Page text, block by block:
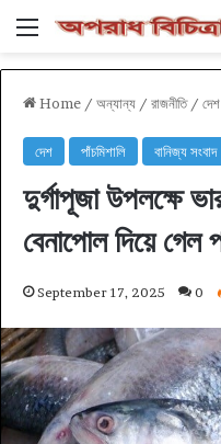
Menu
Home / অন্যান্য / রাজনীতি / দেশ
দেশ পাঁচমিশালি বানিজ্য সংবাদ
দুর্গাপূজা উপলক্ষে
বেনাপোল দিয়ে গেল
September 17, 2025 0